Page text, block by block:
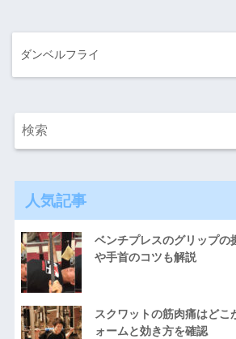
ダンベルフライ
人気記事
ベンチプレスのグリップの
や手首のコツも解説
スクワットの筋肉痛はどこ
ォームと効き方を確認